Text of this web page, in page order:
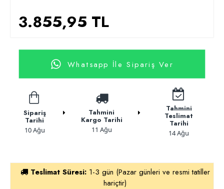
3.855,95 TL
Whatsapp İle Sipariş Ver
Sipariş
Tarihi
10 Ağu
Tahmini
Kargo Tarihi
11 Ağu
Tahmini
Teslimat
Tarihi
14 Ağu
Teslimat Süresi: 1-3 gün (Pazar günleri ve resmi tatiller
hariçtir)